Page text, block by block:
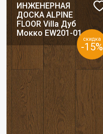
ИНЖЕНЕРНАЯ
ДОСКА ALPINE
FLOOR Villa Дуб
Мокко EW201-01
скидка
-15%